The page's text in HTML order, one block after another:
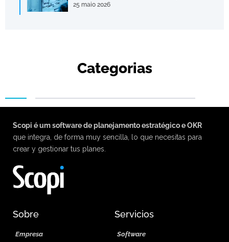
25 maio 2026
Categorias
Scopi é um software de planejamento estratégico e OKR
que integra, de forma muy sencilla, lo que necesitas para
crear y gestionar tus planes.
Sobre
Empresa
Servicios
Software